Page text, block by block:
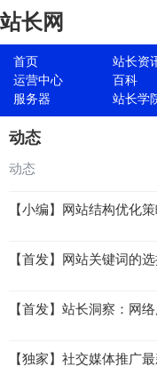
站长网
首页 站长资
运营中心
百科
服务器
站长学
动态
动态
【小编】网站结构优化
【首发】网站关键词的
【首发】站长洞察：网
【独家】社交媒体推广